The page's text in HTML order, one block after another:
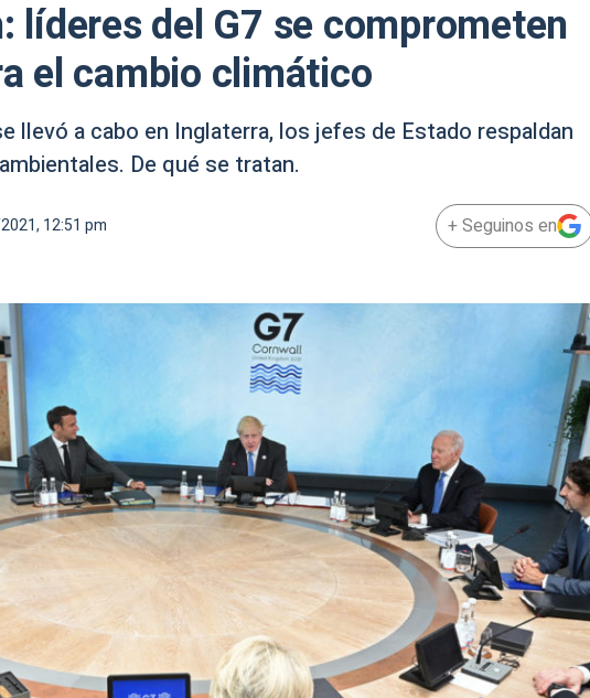
líderes del G7 se comprometen
el cambio climático
llevó a cabo en Inglaterra, los jefes de Estado respaldan
De qué se tratan.
12:51 pm + Seguinos en